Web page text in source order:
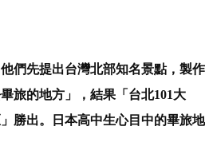
們先提出台灣北部知名景點，製作
旅的地方」，結果「台北101大
勝出。日本高中生心目中的畢旅地